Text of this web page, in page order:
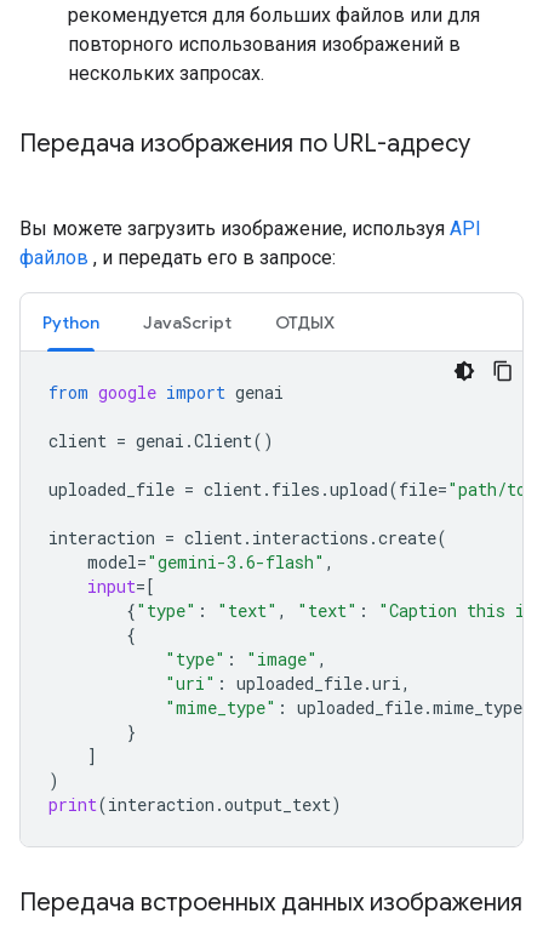
рекомендуется для больших файлов или для
повторного использования изображений в
нескольких запросах.
Передача изображения по URL-адресу
Вы можете загрузить изображение, используя API
файлов , и передать его в запросе:
Python JavaScript ОТДЫХ
from google import genai
client = genai .Client()
uploaded_file = client. files .upload(file="path/to/
interaction = client. interactions .create(
model="gemini-3.6-flash" ,
input=[
{"type" : "text" , "text" :
"Caption this
{
"type" : "image" ,
"uri" : uploaded_file.uri,
"mime_type" : uploaded_file.mime_type
}
]
)
print(interaction .output_text)
Передача встроенных данных изображения